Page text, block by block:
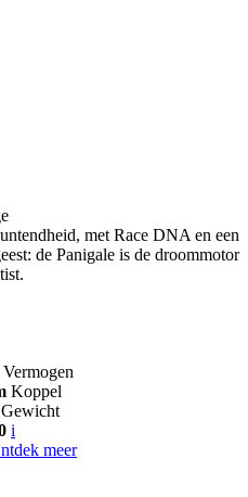
met Race DNA en een
de Panigale is de droommotor
Vermogen
Koppel
Gewicht
i
meer